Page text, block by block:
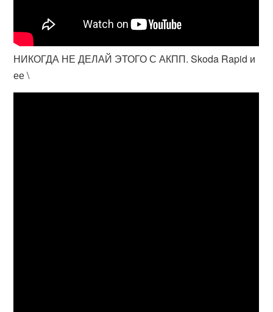
НИКОГДА НЕ ДЕЛАЙ ЭТОГО С АКПП. Skoda Rapid и
ее \